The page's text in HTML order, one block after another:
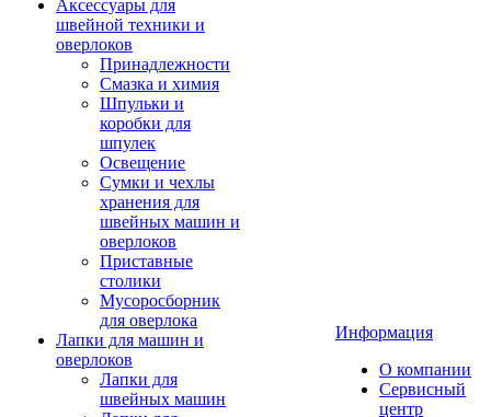
Аксессуары для
швейной техники и
оверлоков
Принадлежности
Смазка и химия
Шпульки и
коробки для
шпулек
Освещение
Сумки и чехлы
хранения для
швейных машин и
оверлоков
Приставные
столики
Мусоросборник
для оверлока
Лапки для машин и
оверлоков
Лапки для
швейных машин
Информация
О компании
Сервисный
центр